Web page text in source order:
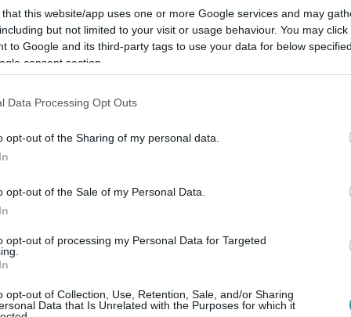
that this website/app uses one or more Google services and may
but not limited to your visit or usage behaviour. You may
to Google and its third-party tags to use your data for below
consent section.
Data Processing Opt Outs
opt-out of the Sharing of my personal data.
opt-out of the Sale of my Personal Data.
opt-out of processing my Personal Data for Targeted
opt-out of Collection, Use, Retention, Sale, and/or Sharing
Data that Is Unrelated with the Purposes for which it
az EGRI ÜGYEK Google Hírek oldalán!